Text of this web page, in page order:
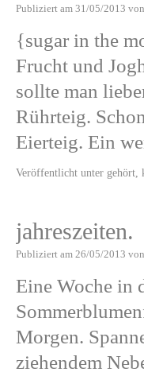
Publiziert am 31/05/2013 von
{sugar in the
Frucht und
sollte man
Rührteig.
Eierteig. Ein
Veröffentlicht unter gehört
jahreszeiten.
Publiziert am 26/05/2013 von
Eine Woche in
Morgen.
ziehendem